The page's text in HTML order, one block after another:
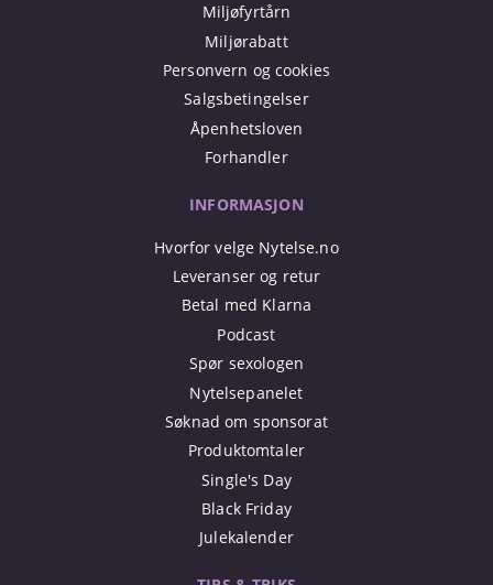
Miljøfyrtårn
Miljørabatt
Personvern og cookies
Salgsbetingelser
Åpenhetsloven
Forhandler
INFORMASJON
Hvorfor velge Nytelse.no
Leveranser og retur
Betal med Klarna
Podcast
Spør sexologen
Nytelsepanelet
Søknad om sponsorat
Produktomtaler
Single's Day
Black Friday
Julekalender